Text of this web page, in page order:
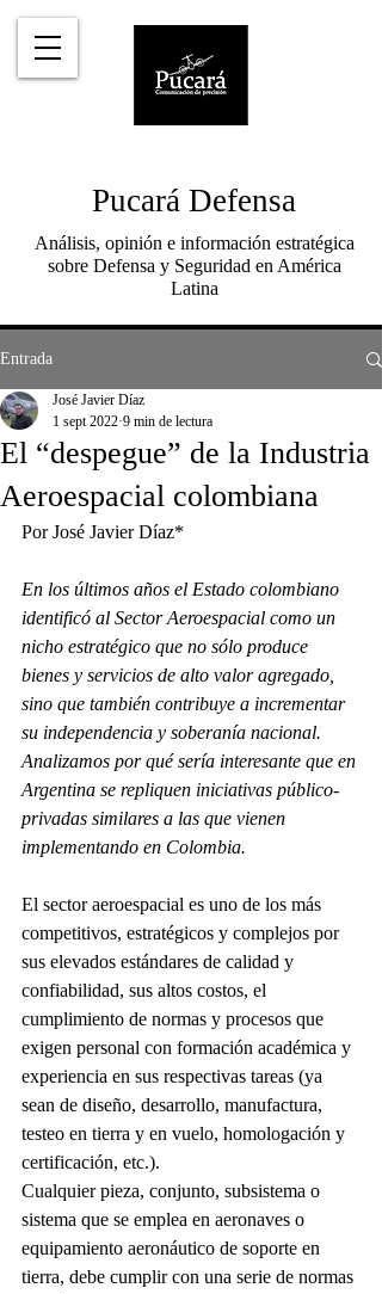
Pucará Defensa
Análisis, opinión e información estratégica
sobre Defensa y Seguridad en América
Latina
Entrada
El “despegue” de la Industria
Aeroespacial colombiana
José Javier Díaz
1 sept 2022 9 min de lectura
Por José Javier Díaz*
En los últimos años el Estado colombiano
identificó al Sector Aeroespacial como un
nicho estratégico que no sólo produce
bienes y servicios de alto valor agregado,
sino que también contribuye a incrementar
su independencia y soberanía nacional.
Analizamos por qué sería interesante que en
Argentina se repliquen iniciativas público-
privadas similares a las que vienen
implementando en Colombia.
El sector aeroespacial es uno de los más
competitivos, estratégicos y complejos por
sus elevados estándares de calidad y
confiabilidad, sus altos costos, el
cumplimiento de normas y procesos que
exigen personal con formación académica y
experiencia en sus respectivas tareas (ya
sean de diseño, desarrollo, manufactura,
testeo en tierra y en vuelo, homologación y
certificación, etc.).
Cualquier pieza, conjunto, subsistema o
sistema que se emplea en aeronaves o
equipamiento aeronáutico de soporte en
tierra, debe cumplir con una serie de normas